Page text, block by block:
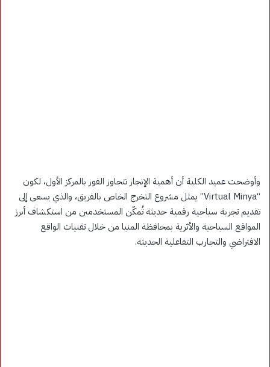
وأوضحت عميد الكلية أن أهمية الإنجاز تتجاوز الفوز بالمركز الأول، لكون
“Virtual Minya” يمثل مشروع التخرج الخاص بالفريق، والذي يسعى إلى
تقديم تجربة سياحية رقمية حديثة تُمكّن المستخدمين من استكشاف أبرز
المواقع السياحية والأثرية بمحافظة المنيا من خلال تقنيات الواقع
الافتراضي والتجارب التفاعلية الحديثة.